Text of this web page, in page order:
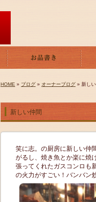
HOME » ブログ » オーナーブログ » 新し
新しい仲間
笑に志。の厨房に新しい仲
がるし、焼き魚とか楽に焼
張ってくれたガスコンロも
の火力がすごい！バンバン